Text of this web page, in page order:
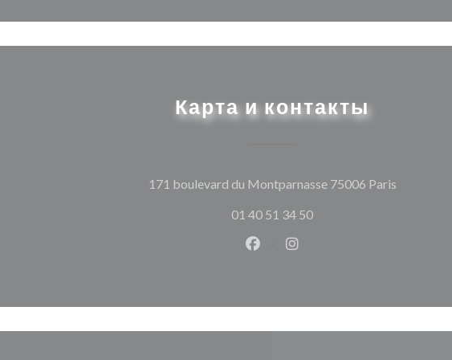
Карта и контакты
171 boulevard du Montparnasse 75006 Paris
01 40 51 34 50
Facebook ((открывается в
Instagram ((открывается